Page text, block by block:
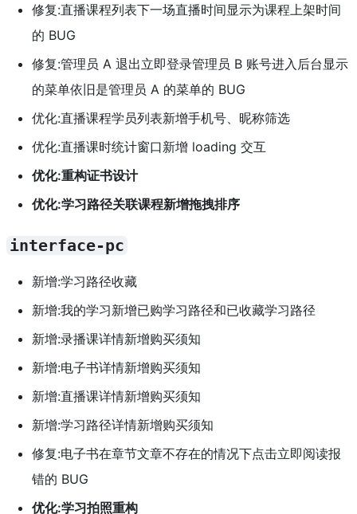
修复:直播课程列表下一场直播时间显示为课程上架时间
的 BUG
修复:管理员 A 退出立即登录管理员 B 账号进入后台显示
的菜单依旧是管理员 A 的菜单的 BUG
优化:直播课程学员列表新增手机号、昵称筛选
优化:直播课时统计窗口新增 loading 交互
优化:重构证书设计
优化:学习路径关联课程新增拖拽排序
interface-pc
新增:学习路径收藏
新增:我的学习新增已购学习路径和已收藏学习路径
新增:录播课详情新增购买须知
新增:电子书详情新增购买须知
新增:直播课详情新增购买须知
新增:学习路径详情新增购买须知
修复:电子书在章节文章不存在的情况下点击立即阅读报
错的 BUG
优化:学习拍照重构